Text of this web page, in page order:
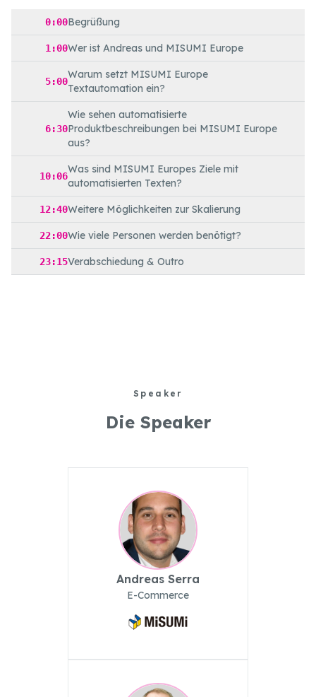
0:00Begrüßung
1:00Wer ist Andreas und MISUMI Europe
5:00
Warum setzt MISUMI Europe
Textautomation ein?
6:30
Wie sehen automatisierte
Produktbeschreibungen bei MISUMI Europe
aus?
10:06
Was sind MISUMI Europes Ziele mit
automatisierten Texten?
12:40Weitere Möglichkeiten zur Skalierung
22:00Wie viele Personen werden benötigt?
23:15Verabschiedung & Outro
Speaker
Die Speaker
Andreas Serra
E-Commerce